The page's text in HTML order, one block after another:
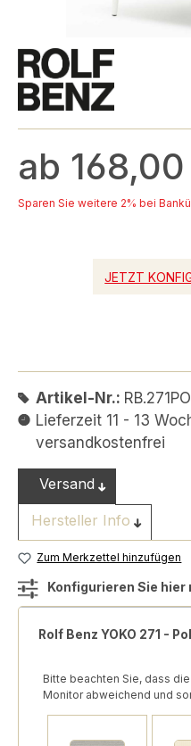
ab
Sparen Sie weitere 2% bei
JETZT
Artikel-Nr.:
Lieferzeit 11 - 13
versandkostenfrei
Versand
Hersteller Info
Zum Merkzettel hinzufügen
Konfigurieren Sie
Rolf Benz YOKO 271 -
Bitte beachten Sie, dass
Monitor abweichend und